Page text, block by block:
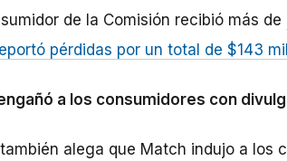
de la Comisión recibió más de
pérdidas por un total de $143
a los consumidores con
también alega que Match indujo a los